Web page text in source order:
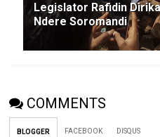
Legislator Rafidin
Ndere Soromandi
COMMENTS
BLOGGER FACEBOOK DISQUS